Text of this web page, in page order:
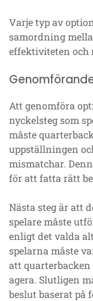
Varje typ av
samordning
effektiviteten och
Att genomföra
nyckelsteg som
måste
uppställningen
mismatchar.
för att fatta rätt
Nästa steg är att
spelare måste
enligt det valda
spelarna måste
att
agera. Slutligen
beslut baserat på